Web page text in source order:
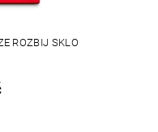
ROZBIJ SKLO